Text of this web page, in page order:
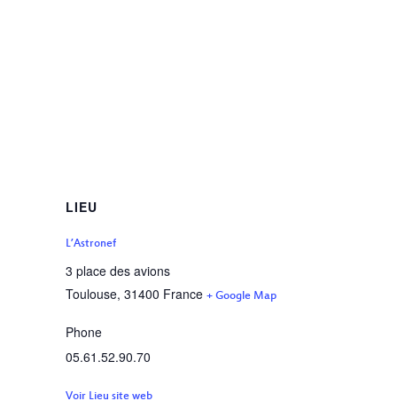
LIEU
L’Astronef
3 place des avions
Toulouse, 31400 France + Google Map
Phone
05.61.52.90.70
Voir Lieu site web